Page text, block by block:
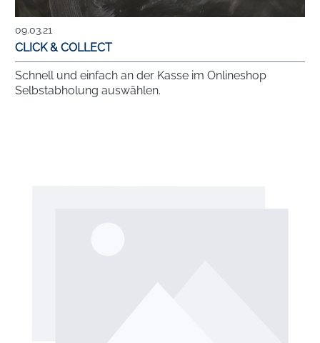
09.03.21
CLICK & COLLECT
Schnell und einfach an der Kasse im Onlineshop
Selbstabholung auswählen.